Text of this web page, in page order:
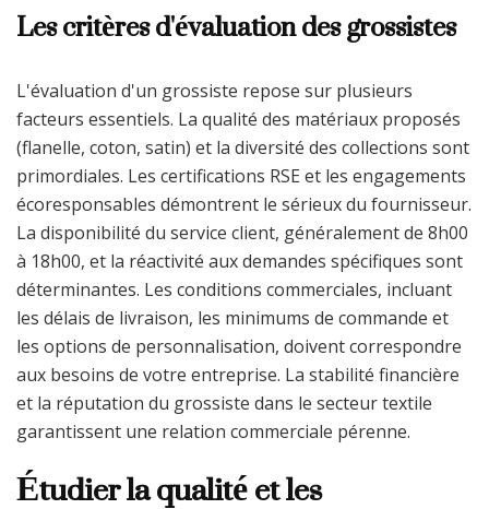
Les critères d'évaluation des grossistes
L'évaluation d'un grossiste repose sur plusieurs
facteurs essentiels. La qualité des matériaux proposés
(flanelle, coton, satin) et la diversité des collections sont
primordiales. Les certifications RSE et les engagements
écoresponsables démontrent le sérieux du fournisseur.
La disponibilité du service client, généralement de 8h00
à 18h00, et la réactivité aux demandes spécifiques sont
déterminantes. Les conditions commerciales, incluant
les délais de livraison, les minimums de commande et
les options de personnalisation, doivent correspondre
aux besoins de votre entreprise. La stabilité financière
et la réputation du grossiste dans le secteur textile
garantissent une relation commerciale pérenne.
Étudier la qualité et les